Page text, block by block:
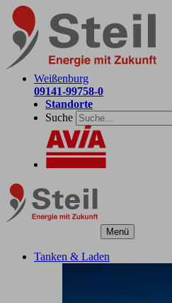
Weißenburg
09141-99758-0
Standorte
Suche
Menü
Tanken & Laden